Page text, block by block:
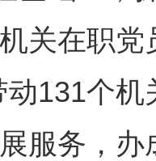
关在职党
动131个
服务，